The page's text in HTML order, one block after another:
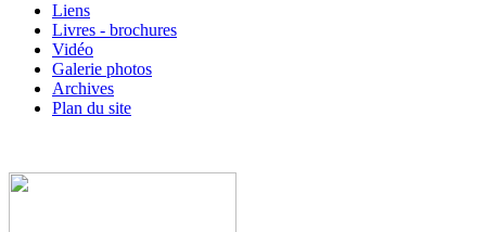
Liens
Livres - brochures
Vidéo
Galerie photos
Archives
Plan du site